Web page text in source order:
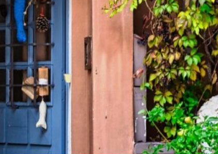
2024 m. birželio mėn.
2024 m. gegužės mėn.
2024 m. balandžio mėn.
2024 m. kovo mėn.
2024 m. vasario mėn.
2024 m. sausio mėn.
2023 m. gruodžio mėn.
2023 m. lapkričio mėn.
2023 m. spalio mėn.
2023 m. rugsėjo mėn.
2023 m. liepos mėn.
2023 m. birželio mėn.